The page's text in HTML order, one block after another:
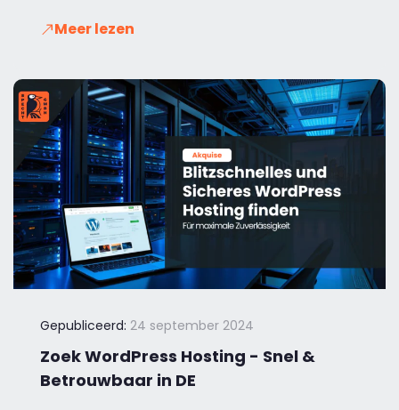
Meer lezen
Gepubliceerd: 24 september 2024
Zoek WordPress Hosting - Snel &
Betrouwbaar in DE